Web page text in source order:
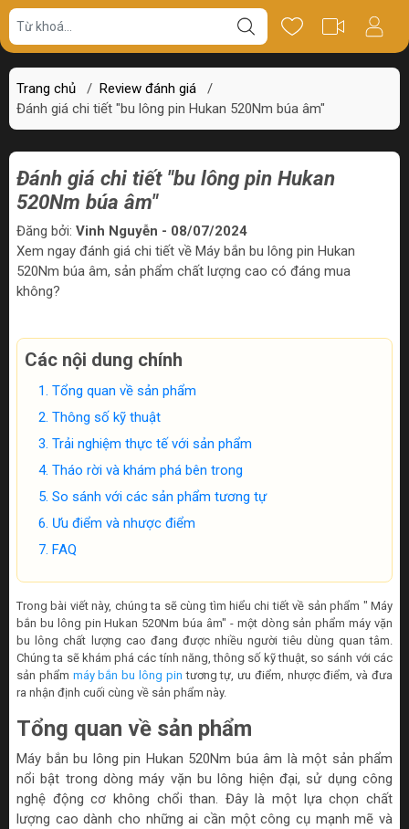
Trang chủ / Review đánh giá
/
Đánh giá chi tiết "bu lông pin Hukan 520Nm búa âm"
Đánh giá chi tiết "bu lông pin Hukan
520Nm búa âm"
Đăng bởi: Vinh Nguyễn - 08/07/2024
Xem ngay đánh giá chi tiết về Máy bắn bu lông pin Hukan
520Nm búa âm, sản phẩm chất lượng cao có đáng mua
không?
Các nội dung chính
Tổng quan về sản phẩm
Thông số kỹ thuật
Trải nghiệm thực tế với sản phẩm
Tháo rời và khám phá bên trong
So sánh với các sản phẩm tương tự
Ưu điểm và nhược điểm
FAQ
Trong bài viết này, chúng ta sẽ cùng tìm hiểu chi tiết về sản phẩm " Máy
bắn bu lông pin Hukan 520Nm búa âm" - một dòng sản phẩm máy vặn
bu lông chất lượng cao đang được nhiều người tiêu dùng quan tâm.
Chúng ta sẽ khám phá các tính năng, thông số kỹ thuật, so sánh với các
sản phẩm máy bắn bu lông pin tương tự, ưu điểm, nhược điểm, và đưa
ra nhận định cuối cùng về sản phẩm này.
Tổng quan về sản phẩm
Máy bắn bu lông pin Hukan 520Nm búa âm là một sản phẩm
nổi bật trong dòng máy vặn bu lông hiện đại, sử dụng công
nghệ động cơ không chổi than. Đây là một lựa chọn chất
lượng cao dành cho những ai cần một công cụ mạnh mẽ và